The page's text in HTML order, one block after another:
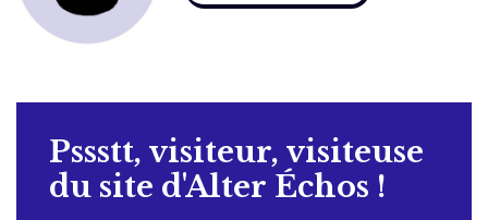
Pssstt, visiteur, visiteuse
du site d'Alter Échos !